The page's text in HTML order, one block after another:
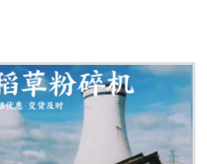
电动机带动，噪音小、结
工作稳定、产量高、成品
研发的树根破碎机成功的为
用户再打树墩，就不需要向
劈开，然后才能用木片...